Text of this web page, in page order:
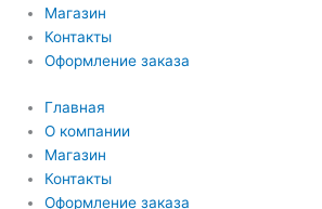
Магазин
Контакты
Оформление заказа
Главная
О компании
Магазин
Контакты
Оформление заказа